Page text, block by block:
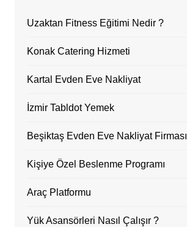
Uzaktan Fitness Eğitimi Nedir ?
Konak Catering Hizmeti
Kartal Evden Eve Nakliyat
İzmir Tabldot Yemek
Beşiktaş Evden Eve Nakliyat Firması
Kişiye Özel Beslenme Programı
Araç Platformu
Yük Asansörleri Nasıl Çalışır ?